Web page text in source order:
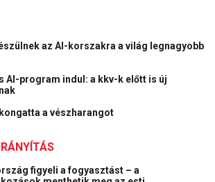
az AI-korszakra a világ legnagyobb
AI-program indul: a kkv-k előtt is új
a vészharangot
figyeli a fogyasztást – a